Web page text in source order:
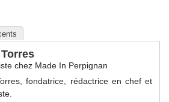
chez Made In Perpignan
fondatrice, rédactrice en chef et